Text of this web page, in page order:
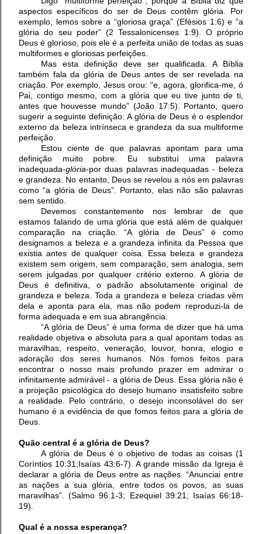
aspectos específicos do ser de Deus contêm glória. Por
exemplo, lemos sobre a “gloriosa graça” (Efésios 1:6) e “a
glória do seu poder” (2 Tessalonicenses 1:9). O próprio
Deus é glorioso, pois ele é a perfeita união de todas as suas
multiformes e gloriosas perfeições.
Mas esta definição deve ser qualificada. A Bíblia
também fala da glória de Deus antes de ser revelada na
criação. Por exemplo, Jesus orou: “e, agora, glorifica-me, ó
Pai, contigo mesmo, com a glória que eu tive junto de ti,
antes que houvesse mundo” (João 17:5). Portanto, quero
sugerir a seguinte definição: A glória de Deus é o esplendor
externo da beleza intrínseca e grandeza da sua multiforme
perfeição.
Estou ciente de que palavras apontam para uma
definição muito pobre. Eu substituí uma palavra
inadequada-glória-por duas palavras inadequadas - beleza
e grandeza. No entanto, Deus se revelou a nós em palavras
como “a glória de Deus”. Portanto, elas não são palavras
sem sentido.
Devemos constantemente nos lembrar de que
estamos falando de uma glória que está além de qualquer
comparação na criação. “A glória de Deus” é como
designamos a beleza e a grandeza infinita da Pessoa que
existia antes de qualquer coisa. Essa beleza e grandeza
existem sem origem, sem comparação, sem analogia, sem
serem julgadas por qualquer critério externo. A glória de
Deus é definitiva, o padrão absolutamente original de
grandeza e beleza. Toda a grandeza e beleza criadas vêm
dela e aponta para ela, mas não podem reproduzi-la de
forma adequada e em sua abrangência.
“A glória de Deus” é uma forma de dizer que há uma
realidade objetiva e absoluta para a qual apontam todas as
maravilhas, respeito, veneração, louvor, honra, elogio e
adoração dos seres humanos. Nós fomos feitos para
encontrar o nosso mais profundo prazer em admirar o
infinitamente admirável - a glória de Deus. Essa glória não é
a projeção psicológica do desejo humano insatisfeito sobre
a realidade. Pelo contrário, o desejo inconsolável do ser
humano é a evidência de que fomos feitos para a glória de
Deus.
Quão central é a glória de Deus?
A glória de Deus é o objetivo de todas as coisas (1
Coríntios 10:31;Isaías 43:6-7). A grande missão da Igreja é
declarar a glória de Deus entre as nações. “Anunciai entre
as nações a sua glória, entre todos os povos, as suas
maravilhas”. (Salmo 96:1-3; Ezequiel 39:21; Isaías 66:18-
19).
Qual é a nossa esperança?